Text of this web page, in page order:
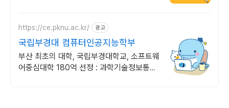
https://ce.pknu.ac.kr/ 광고
국립부경대 컴퓨터인공지능학부
부산 최초의 대학, 국립부경대학교, 소프트웨
어중심대학 180억 선정 : 과학기술정보통신